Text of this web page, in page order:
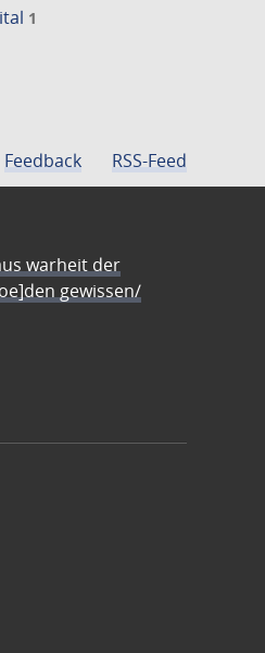
1
Feedback RSS-Feed
warheit der
gewissen/